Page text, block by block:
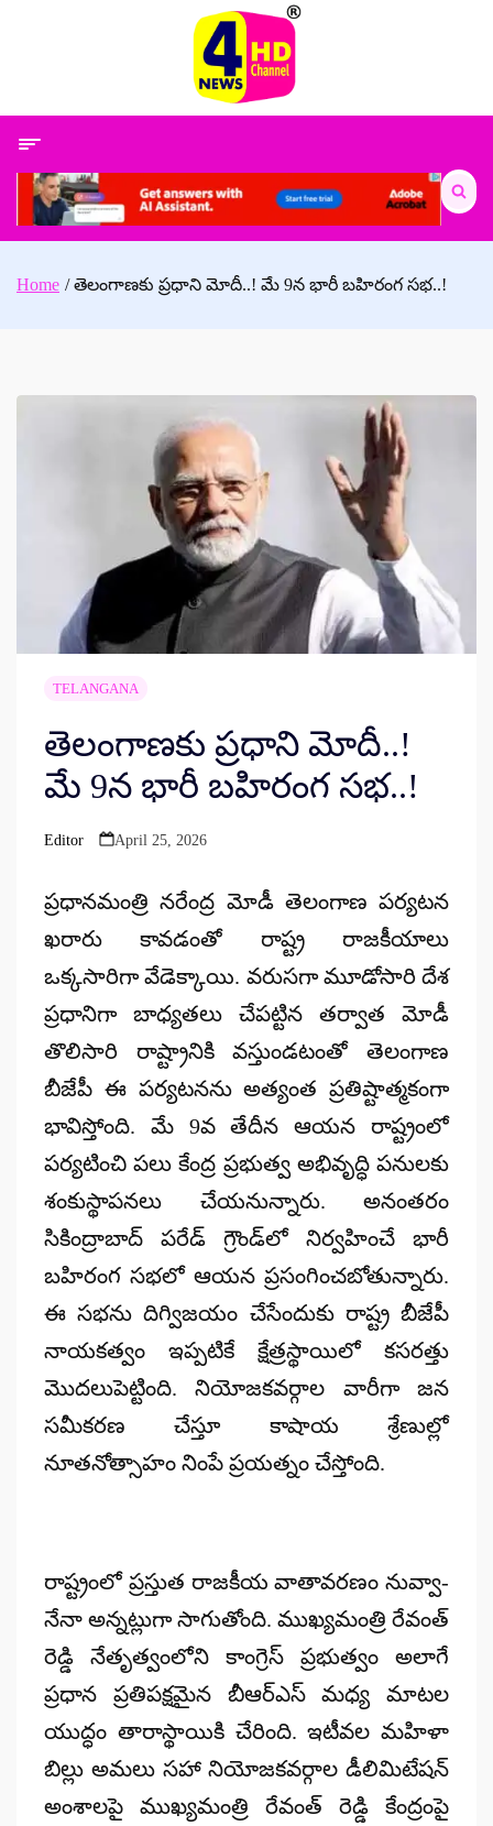
Search
for:
Home తెలంగాణకు ప్రధాని మోదీ..! మే 9న భారీ బహిరంగ సభ..!
TELANGANA
తెలంగాణకు ప్రధాని మోదీ..!
మే 9న భారీ బహిరంగ సభ..!
Posted
Editor April 25, 2026
ప్రధానమంత్రి నరేంద్ర మోడీ తెలంగాణ పర్యటన
ఖరారు కావడంతో రాష్ట్ర రాజకీయాలు
ఒక్కసారిగా వేడెక్కాయి. వరుసగా మూడోసారి దేశ
ప్రధానిగా బాధ్యతలు చేపట్టిన తర్వాత మోడీ
తొలిసారి రాష్ట్రానికి వస్తుండటంతో తెలంగాణ
బీజేపీ ఈ పర్యటనను అత్యంత ప్రతిష్టాత్మకంగా
భావిస్తోంది. మే 9వ తేదీన ఆయన రాష్ట్రంలో
పర్యటించి పలు కేంద్ర ప్రభుత్వ అభివృద్ధి పనులకు
శంకుస్థాపనలు చేయనున్నారు. అనంతరం
సికింద్రాబాద్ పరేడ్ గ్రౌండ్‌లో నిర్వహించే భారీ
బహిరంగ సభలో ఆయన ప్రసంగించబోతున్నారు.
ఈ సభను దిగ్విజయం చేసేందుకు రాష్ట్ర బీజేపీ
నాయకత్వం ఇప్పటికే క్షేత్రస్థాయిలో కసరత్తు
మొదలుపెట్టింది. నియోజకవర్గాల వారీగా జన
సమీకరణ చేస్తూ కాషాయ శ్రేణుల్లో
నూతనోత్సాహం నింపే ప్రయత్నం చేస్తోంది.
రాష్ట్రంలో ప్రస్తుత రాజకీయ వాతావరణం నువ్వా-
నేనా అన్నట్లుగా సాగుతోంది. ముఖ్యమంత్రి రేవంత్
రెడ్డి నేతృత్వంలోని కాంగ్రెస్ ప్రభుత్వం అలాగే
ప్రధాన ప్రతిపక్షమైన బీఆర్ఎస్ మధ్య మాటల
యుద్ధం తారాస్థాయికి చేరింది. ఇటీవల మహిళా
బిల్లు అమలు సహా నియోజకవర్గాల డీలిమిటేషన్
అంశాలపై ముఖ్యమంత్రి రేవంత్ రెడ్డి కేంద్రంపై